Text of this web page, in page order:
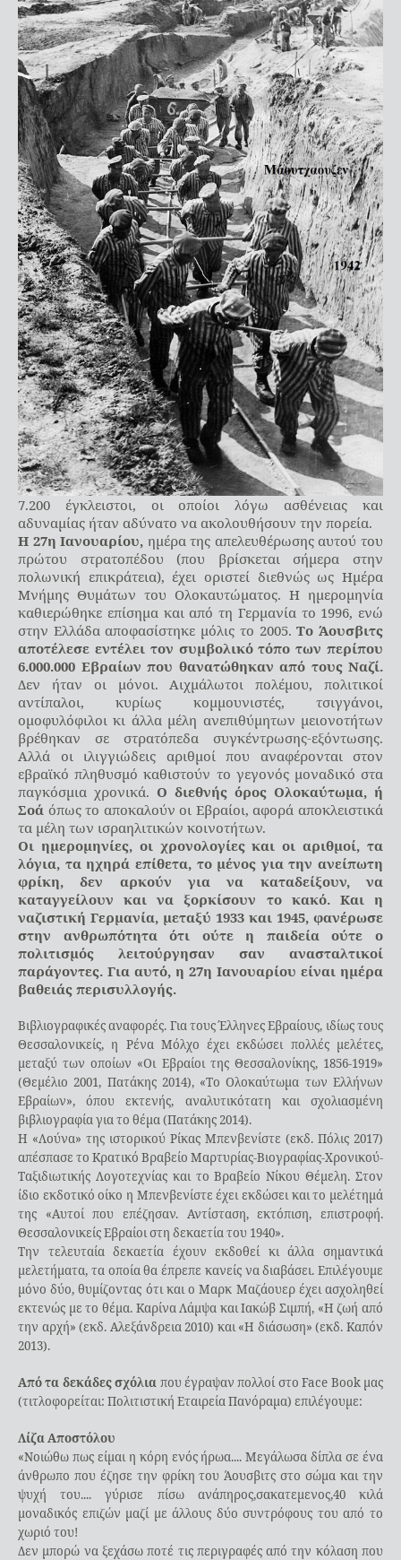
7.200 έγκλειστοι, οι οποίοι λόγω ασθένειας και
αδυναμίας ήταν αδύνατο να ακολουθήσουν την πορεία.
Η 27η Ιανουαρίου, ημέρα της απελευθέρωσης αυτού του
πρώτου στρατοπέδου (που βρίσκεται σήμερα στην
πολωνική επικράτεια), έχει οριστεί διεθνώς ως Ημέρα
Μνήμης Θυμάτων του Ολοκαυτώματος. Η ημερομηνία
καθιερώθηκε επίσημα και από τη Γερμανία το 1996, ενώ
στην Ελλάδα αποφασίστηκε μόλις το 2005.Το Άουσβιτς
αποτέλεσε εντέλει τον συμβολικό τόπο των περίπου
6.000.000 Εβραίων που θανατώθηκαν από τους Ναζί.
Δεν ήταν οι μόνοι. Αιχμάλωτοι πολέμου, πολιτικοί
αντίπαλοι, κυρίως κομμουνιστές, τσιγγάνοι,
ομοφυλόφιλοι κι άλλα μέλη ανεπιθύμητων μειονοτήτων
βρέθηκαν σε στρατόπεδα συγκέντρωσης-εξόντωσης.
Αλλά οι ιλιγγιώδεις αριθμοί που αναφέρονται στον
εβραϊκό πληθυσμό καθιστούν το γεγονός μοναδικό στα
παγκόσμια χρονικά. Ο διεθνής όρος Ολοκαύτωμα, ή
Σοά όπως το αποκαλούν οι Εβραίοι, αφορά αποκλειστικά
τα μέλη των ισραηλιτικών κοινοτήτων.
Οι ημερομηνίες, οι χρονολογίες και οι αριθμοί, τα
λόγια, τα ηχηρά επίθετα, το μένος για την ανείπωτη
φρίκη, δεν αρκούν για να καταδείξουν, να
καταγγείλουν και να ξορκίσουν το κακό. Και η
ναζιστική Γερμανία, μεταξύ 1933 και 1945, φανέρωσε
στην ανθρωπότητα ότι ούτε η παιδεία ούτε ο
πολιτισμός λειτούργησαν σαν ανασταλτικοί
παράγοντες. Για αυτό, η 27η Ιανουαρίου είναι ημέρα
βαθειάς περισυλλογής.
Βιβλιογραφικές αναφορές. Για τους Έλληνες Εβραίους, ιδίως τους
Θεσσαλονικείς, η Ρένα Μόλχο έχει εκδώσει πολλές μελέτες,
μεταξύ των οποίων «Οι Εβραίοι της Θεσσαλονίκης, 1856-1919»
(Θεμέλιο 2001, Πατάκης 2014), «Το Ολοκαύτωμα των Ελλήνων
Εβραίων», όπου εκτενής, αναλυτικότατη και σχολιασμένη
βιβλιογραφία για το θέμα (Πατάκης 2014).
Η «Λούνα» της ιστορικού Ρίκας Μπενβενίστε (εκδ. Πόλις 2017)
απέσπασε το Κρατικό Βραβείο Μαρτυρίας-Βιογραφίας-Χρονικού-
Ταξιδιωτικής Λογοτεχνίας και το Βραβείο Νίκου Θέμελη. Στον
ίδιο εκδοτικό οίκο η Μπενβενίστε έχει εκδώσει και το μελέτημά
της «Αυτοί που επέζησαν. Αντίσταση, εκτόπιση, επιστροφή.
Θεσσαλονικείς Εβραίοι στη δεκαετία του 1940».
Την τελευταία δεκαετία έχουν εκδοθεί κι άλλα σημαντικά
μελετήματα, τα οποία θα έπρεπε κανείς να διαβάσει. Επιλέγουμε
μόνο δύο, θυμίζοντας ότι και ο Μαρκ Μαζάουερ έχει ασχοληθεί
εκτενώς με το θέμα. Καρίνα Λάμψα και Ιακώβ Σιμπή, «Η ζωή από
την αρχή» (εκδ. Αλεξάνδρεια 2010) και «Η διάσωση» (εκδ. Καπόν
2013).
Από τα δεκάδες σχόλια που έγραψαν πολλοί στο Face Book μας
(τιτλοφορείται: Πολιτιστική Εταιρεία Πανόραμα) επιλέγουμε:
Λίζα Αποστόλου
«Νοιώθω πως είμαι η κόρη ενός ήρωα.... Μεγάλωσα δίπλα σε ένα
άνθρωπο που έζησε την φρίκη του Άουσβιτς στο σώμα και την
ψυχή του.... γύρισε πίσω ανάπηρος,σακατεμενος,40 κιλά
μοναδικός επιζών μαζί με άλλους δύο συντρόφους του από το
χωριό του!
Δεν μπορώ να ξεχάσω ποτέ τις περιγραφές από την κόλαση που